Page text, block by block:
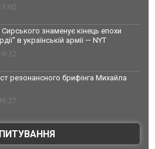
Сирського знаменує кінець епохи
в українській армії — NYT
резонансного брифінга Михайла